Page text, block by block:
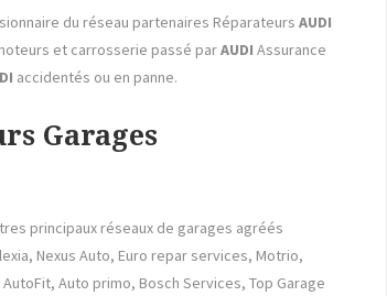
du réseau partenaires Réparateurs AUDI
et carrosserie passé parAUDI Assurance
accidentés ou en panne.
Garages
principaux réseaux de garages agréés
Nexus Auto, Euro repar services, Motrio,
Auto primo, Bosch Services, Top Garage